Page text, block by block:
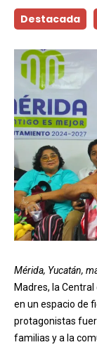
Destacada
Mérida, Yucatán,
Madres, la
en un espacio de
protagonistas
familias y a la